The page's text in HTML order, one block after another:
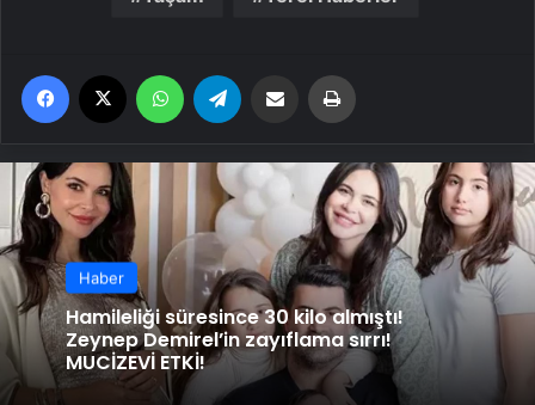
Facebook WhatsApp Email'den paylaş
Haber
Hamileliği süresince 30 kilo almıştı!
Zeynep Demirel’in zayıflama sırrı!
MUCİZEVİ ETKİ!